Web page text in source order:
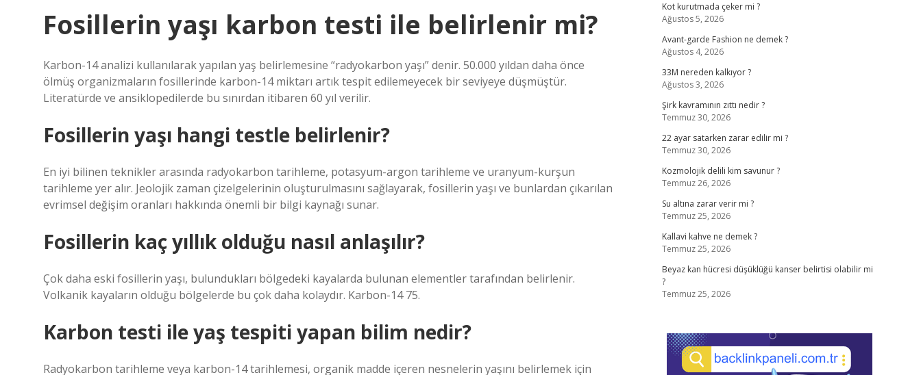
Fosillerin yaşı karbon testi ile belirlenir mi?
Karbon-14 analizi kullanılarak yapılan yaş belirlemesine “radyokarbon yaşı” denir. 50.000 yıldan daha önce
ölmüş organizmaların fosillerinde karbon-14 miktarı artık tespit edilemeyecek bir seviyeye düşmüştür.
Literatürde ve ansiklopedilerde bu sınırdan itibaren 60 yıl verilir.
Fosillerin yaşı hangi testle belirlenir?
En iyi bilinen teknikler arasında radyokarbon tarihleme, potasyum-argon tarihleme ve uranyum-kurşun
tarihleme yer alır. Jeolojik zaman çizelgelerinin oluşturulmasını sağlayarak, fosillerin yaşı ve bunlardan çıkarılan
evrimsel değişim oranları hakkında önemli bir bilgi kaynağı sunar.
Fosillerin kaç yıllık olduğu nasıl anlaşılır?
Çok daha eski fosillerin yaşı, bulundukları bölgedeki kayalarda bulunan elementler tarafından belirlenir.
Volkanik kayaların olduğu bölgelerde bu çok daha kolaydır. Karbon-14 75.
Karbon testi ile yaş tespiti yapan bilim nedir?
Radyokarbon tarihleme veya karbon-14 tarihlemesi, organik madde içeren nesnelerin yaşını belirlemek için
Kot kurutmada çeker mi ?
Ağustos 5, 2026
Avant-garde Fashion ne demek ?
Ağustos 4, 2026
33M nereden kalkıyor ?
Ağustos 3, 2026
Şirk kavramının zıttı nedir ?
Temmuz 30, 2026
22 ayar satarken zarar edilir mi ?
Temmuz 30, 2026
Kozmolojik delili kim savunur ?
Temmuz 26, 2026
Su altına zarar verir mi ?
Temmuz 25, 2026
Kallavi kahve ne demek ?
Temmuz 25, 2026
Beyaz kan hücresi düşüklüğü kanser belirtisi olabilir mi
?
Temmuz 25, 2026